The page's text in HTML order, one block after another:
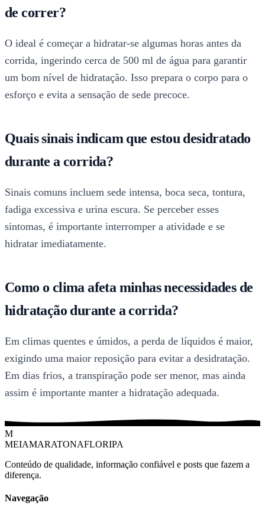
de correr?
O ideal é começar a hidratar-se algumas horas antes da
corrida, ingerindo cerca de 500 ml de água para garantir
um bom nível de hidratação. Isso prepara o corpo para o
esforço e evita a sensação de sede precoce.
Quais sinais indicam que estou desidratado
durante a corrida?
Sinais comuns incluem sede intensa, boca seca, tontura,
fadiga excessiva e urina escura. Se perceber esses
sintomas, é importante interromper a atividade e se
hidratar imediatamente.
Como o clima afeta minhas necessidades de
hidratação durante a corrida?
Em climas quentes e úmidos, a perda de líquidos é maior,
exigindo uma maior reposição para evitar a desidratação.
Em dias frios, a transpiração pode ser menor, mas ainda
assim é importante manter a hidratação adequada.
M
MEIAMARATONAFLORIPA
Conteúdo de qualidade, informação confiável e posts que fazem a
diferença.
Navegação